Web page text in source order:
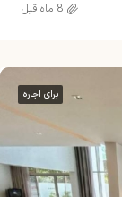
8 ماه قبل
برای اجاره